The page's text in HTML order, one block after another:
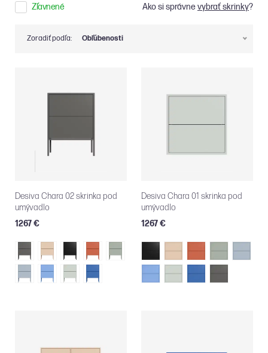
Zľavnené Ako si správnevybrať skrinky?
Zoradiť podľa: Obľúbenosti
Desiva Chara 02 skrinka pod
umývadlo
1267 €
Desiva Chara 01 skrinka pod
umývadlo
1267 €